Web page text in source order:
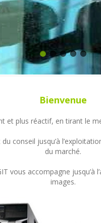
Bienvenue
et plus réactif, en tirant le
conseil jusqu’à
du marché.
vous accompagne
images.